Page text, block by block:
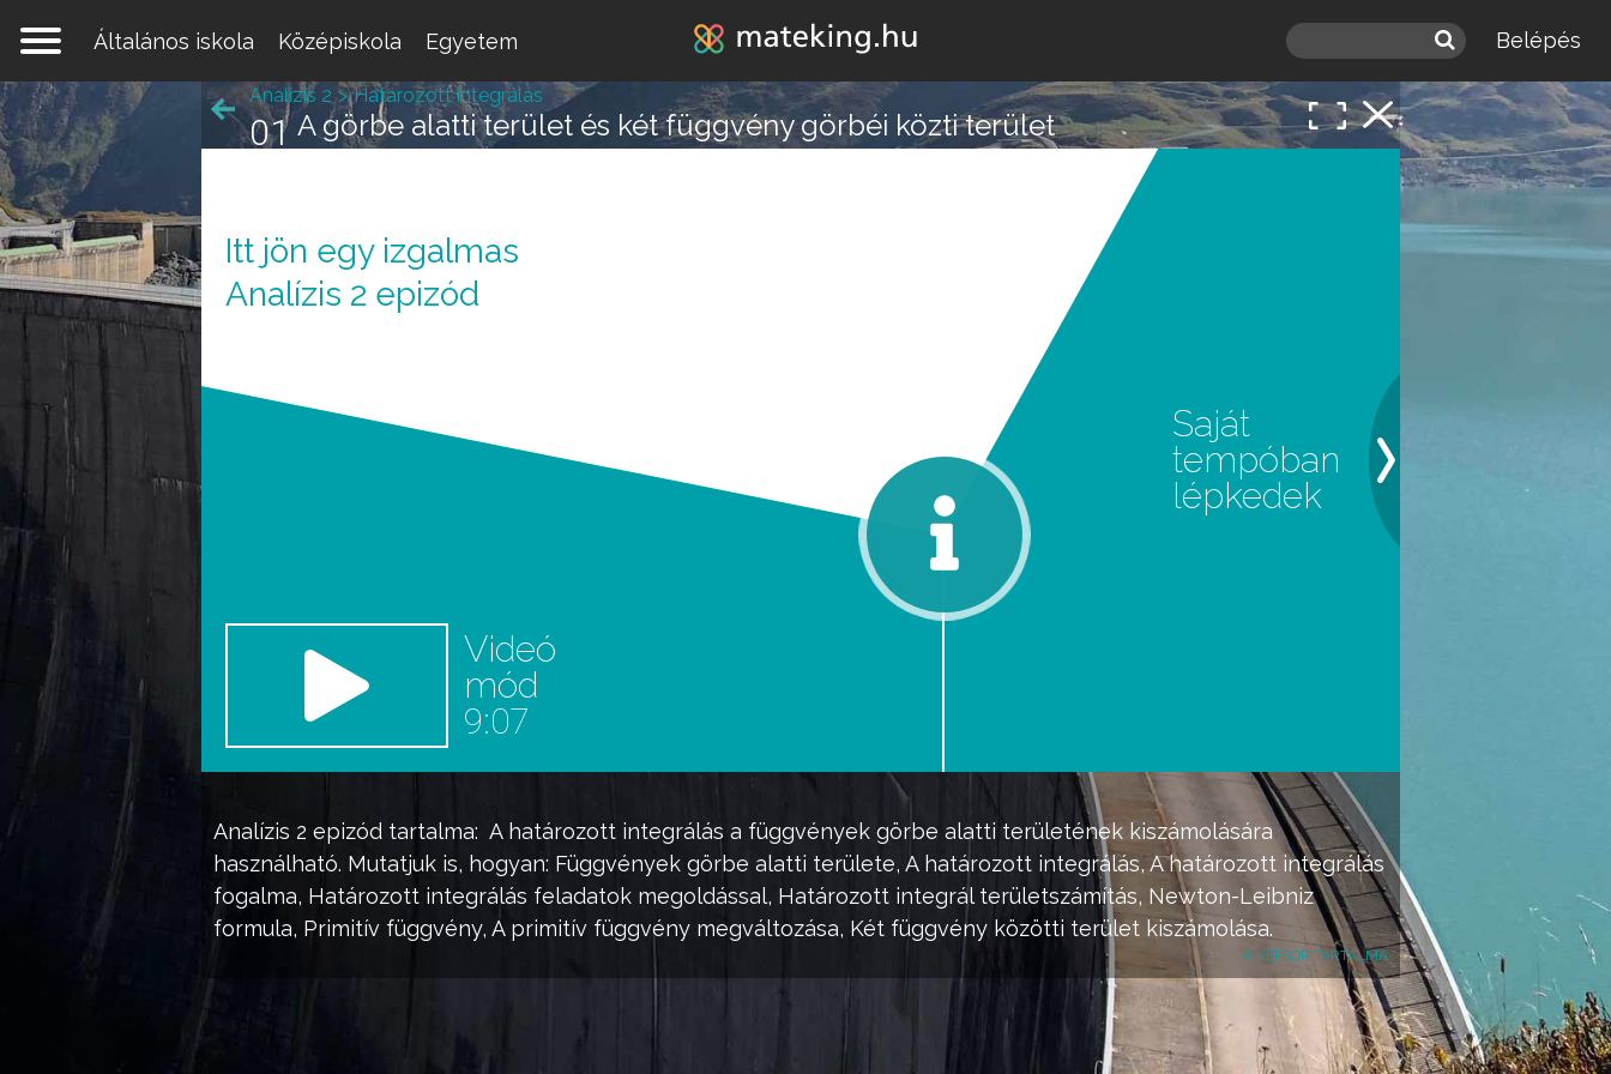
Jump to navigation
Általános iskola
Középiskola Egyetem Belépés
Analízis 2 epizód tartalma: A határozott integrálás a függvények görbe alatti területének kiszámolására
használható. Mutatjuk is, hogyan: Függvények görbe alatti területe, A határozott integrálás, Ahatározott integrálás
fogalma, Határozott integrálás feladatok megoldással, Határozott integrál területszámítás, Newton-Leibniz
formula, Primitív függvény, A primitív függvény megváltozása, Két függvény közötti terület kiszámolása.
A KÉPSOR TARTALMA
Analízis 2 Határozott integrálás
A görbe alatti terület és két függvény görbéi közti terület
01
Itt jön egy izgalmas
Analízis 2 epizód
Videó
mód
9:07
Saját
tempóban
lépkedek